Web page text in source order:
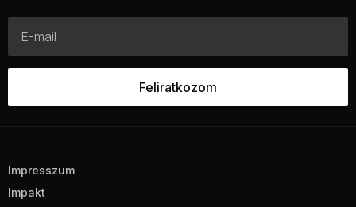
Impresszum
Impakt